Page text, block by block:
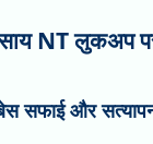
NT लुकअप
सफाई और